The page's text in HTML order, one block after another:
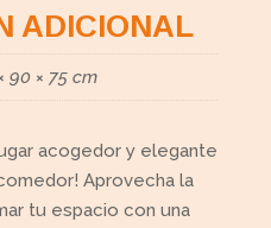
ADICIONAL
90 × 75 cm
acogedor y elegante
Aprovecha la
tu espacio con una